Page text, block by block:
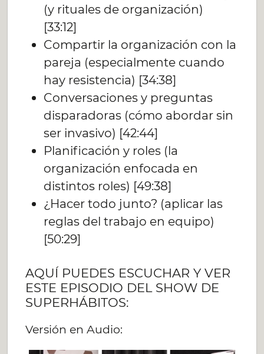
(y rituales de organización)
[33:12]
Compartir la organización con la
pareja (especialmente cuando
hay resistencia) [34:38]
Conversaciones y preguntas
disparadoras (cómo abordar sin
ser invasivo) [42:44]
Planificación y roles (la
organización enfocada en
distintos roles) [49:38]
¿Hacer todo junto? (aplicar las
reglas del trabajo en equipo)
[50:29]
AQUÍ PUEDES ESCUCHAR Y VER
ESTE EPISODIO DEL SHOW DE
SUPERHÁBITOS:
Versión en Audio: